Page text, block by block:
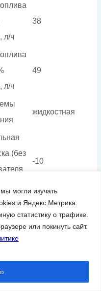
могли изучать
и Яндекс.Метрика.
статистику о трафике.
или покинуть сайт.
л/ч
38
л/ч
49
жидкостная
(без
-10
защиты